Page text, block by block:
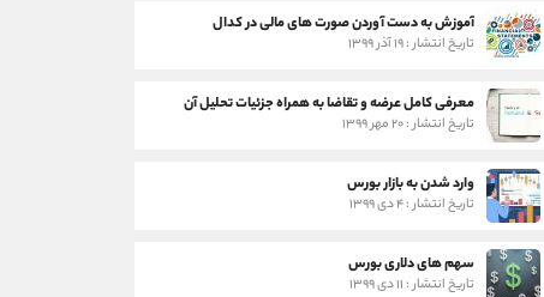
آموزش به دست آوردن صورت های مالی در کدال
تاریخ انتشار : ۱۹ آذر ۱۳۹۹
معرفی کامل عرضه و تقاضا به همراه جزئیات تحلیل آن
تاریخ انتشار : ۲۰ مهر ۱۳۹۹
وارد شدن به بازار بورس
تاریخ انتشار : ۴ دی ۱۳۹۹
سهم های دلاری بورس
تاریخ انتشار : ۱۱ دی ۱۳۹۹